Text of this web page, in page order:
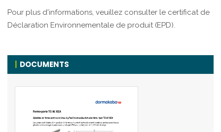
Pour plus d'informations, veuillez consulter le certificat de
Déclaration Environnementale de produit (EPD).
DOCUMENTS